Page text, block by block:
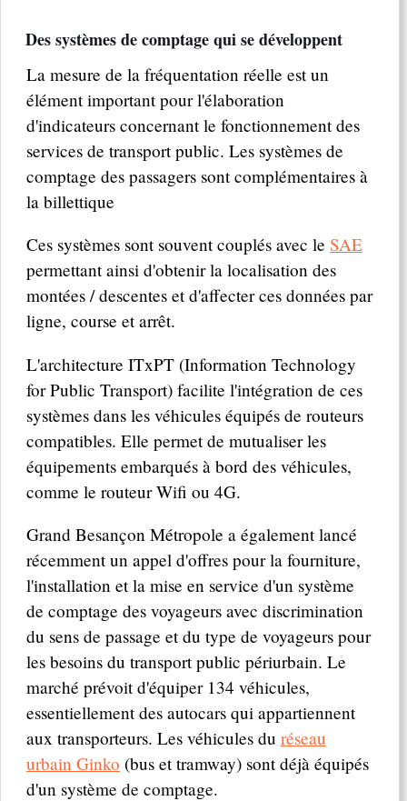
Des systèmes de comptage qui se développent
La mesure de la fréquentation réelle est un
élément important pour l'élaboration
d'indicateurs concernant le fonctionnement des
services de transport public. Les systèmes de
comptage des passagers sont complémentaires à
la billettique
Ces systèmes sont souvent couplés avec le SAE
permettant ainsi d'obtenir la localisation des
montées / descentes et d'affecter ces données par
ligne, course et arrêt.
L'architecture ITxPT (Information Technology
for Public Transport) facilite l'intégration de ces
systèmes dans les véhicules équipés de routeurs
compatibles. Elle permet de mutualiser les
équipements embarqués à bord des véhicules,
comme le routeur Wifi ou 4G.
Grand Besançon Métropole a également lancé
récemment un appel d'offres pour la fourniture,
l'installation et la mise en service d'un système
de comptage des voyageurs avec discrimination
du sens de passage et du type de voyageurs pour
les besoins du transport public périurbain. Le
marché prévoit d'équiper 134 véhicules,
essentiellement des autocars qui appartiennent
aux transporteurs. Les véhicules du réseau
urbain Ginko (bus et tramway) sont déjà équipés
d'un système de comptage.